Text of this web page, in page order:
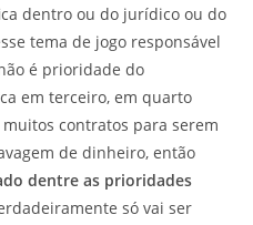
dentro ou do jurídico ou do
tema de jogo responsável
é prioridade do
em terceiro, em quarto
contratos para serem
de dinheiro, então
dentre as prioridades
só vai ser